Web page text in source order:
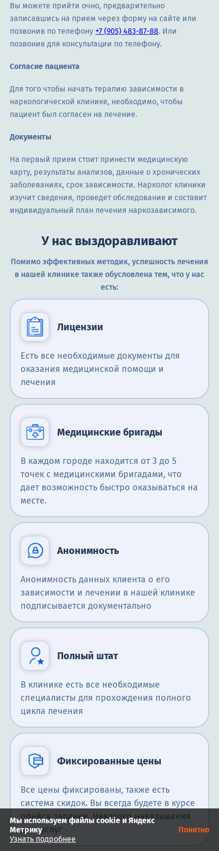
Вы можете прийти очно, предварительно
записавшись на прием через форму на сайте или
позвонив по телефону +7 (905) 483-87-88. Или
позвонив для консультации по телефону.
Согласие пациента
Для того чтобы начать терапию зависимости в
наркологической клинике, необходимо, чтобы
пациент был согласен на лечение.
Документы
На первый прием стоит принести медицинскую
карту, результаты анализов, данные о хронических
заболеваниях, срок зависимости. Нарколог клиники
изучит сведения, проведет обследование и составит
индивидуальный план лечения наркозависимого.
У нас выздоравливают
Помимо эффективных методик, успешность лечения
в нашей клинике также обусловлена тем, что у нас
есть:
Лицензии
Есть все необходимые документы для
оказания медицинской помощи и
лечения
Медицинские бригады
В каждом городе находится от 3 до 5
точек с медицинскими бригадами, что
дает возможность быстро оказываться на
месте.
Анонимность
Анонимность данных клиента о его
зависимости и лечении в нашей клинике
подписывается документально
Полный штат
В клинике есть все необходимые
специалисты для прохождения полного
цикла лечения
Фиксированные цены
Все цены фиксированы, также есть
система скидок. Вы всегда будете в курсе
прайса заранее. Никакого навязывания
доп. услуг
Мы используем файлы cookie и Яндекс
Метрику
Узнать подробнее
Понятно